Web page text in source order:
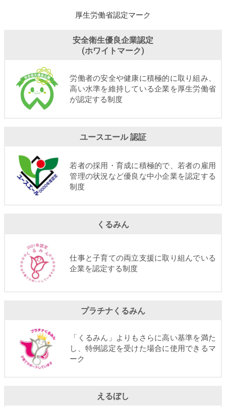
厚生労働省認定マーク
安全衛生優良企業認定
(ホワイトマーク)
労働者の安全や健康に積極的に取り組み、
高い水準を維持している企業を厚生労働省
が認定する制度
ユースエール 認証
若者の採用・育成に積極的で、若者の雇用
管理の状況など優良な中小企業を認定する
制度
くるみん
仕事と子育ての両立支援に取り組んでいる
企業を認定する制度
プラチナくるみん
「くるみん」よりもさらに高い基準を満た
し、特例認定を受けた場合に使用できるマ
ーク
えるぼし